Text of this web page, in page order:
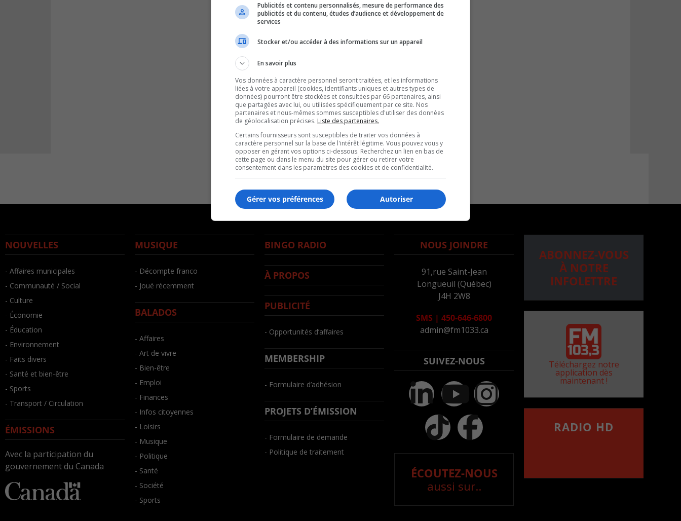
NOUVELLES
- Affaires municipales
- Communauté / Social
- Culture
- Économie
- Éducation
- Environnement
- Faits divers
- Santé et bien-être
- Sports
- Transport / Circulation
ÉMISSIONS
Avec la participation du
gouvernement du Canada
MUSIQUE
- Décompte franco
- Joué récemment
BALADOS
- Affaires
- Art de vivre
- Bien-être
- Emploi
- Finances
- Infos citoyennes
- Loisirs
- Musique
- Politique
- Santé
- Société
- Sports
BINGO RADIO
À PROPOS
PUBLICITÉ
- Opportunités d’affaires
MEMBERSHIP
- Formulaire d’adhésion
PROJETS D’ÉMISSION
- Formulaire de demande
- Politique de traitement
NOUS JOINDRE
91,rue Saint-Jean
Longueuil (Québec)
J4H 2W8
SMS | 450-646-6800
admin@fm1033.ca
SUIVEZ-NOUS
ÉCOUTEZ-NOUS
aussi sur..
ABONNEZ-VOUS
À NOTRE
INFOLETTRE
Téléchargez notre
application dès
maintenant !
RADIO HD
Publicités et contenu personnalisés, mesure de performance des
publicités et du contenu, études d’audience et développement de
services
Stocker et/ou accéder à des informations sur un appareil
En savoir plus
Vos données à caractère personnel seront traitées, et les informations
liées à votre appareil (cookies, identifiants uniques et autres types de
données) pourront être stockées et consultées par 66 partenaires, ainsi
que partagées avec lui, ou utilisées spécifiquement par ce site. Nos
partenaires et nous-mêmes sommes susceptibles d'utiliser des données
de géolocalisation précises. Liste des partenaires.
Certains fournisseurs sont susceptibles de traiter vos données à
caractère personnel sur la base de l'intérêt légitime. Vous pouvez vous y
opposer en gérant vos options ci-dessous. Recherchez un lien en bas de
cette page ou dans le menu du site pour gérer ou retirer votre
consentement dans les paramètres des cookies et de confidentialité.
Autoriser
Gérer vos préférences